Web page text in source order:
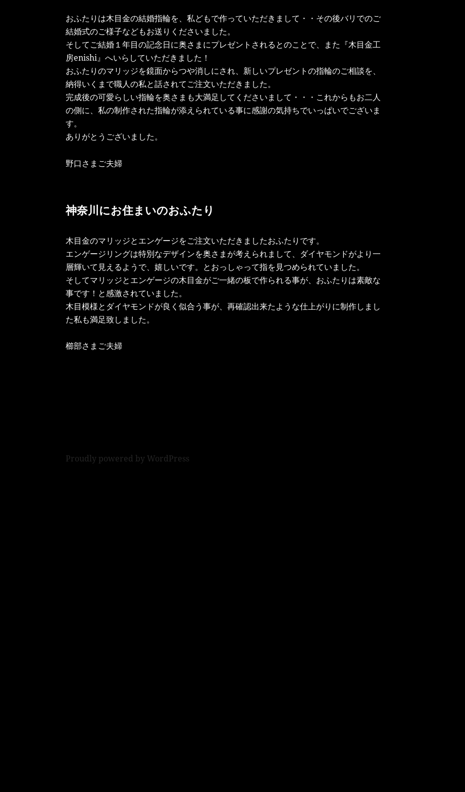
おふたりは木目金の結婚指輪を、私どもで作っていただきまして・・その後バリでのご
結婚式のご様子などもお送りくださいました。
そしてご結婚１年目の記念日に奥さまにプレゼントされるとのことで、また『木目金工
房enishi』へいらしていただきました！
おふたりのマリッジを鏡面からつや消しにされ、新しいプレゼントの指輪のご相談を、
納得いくまで職人の私と話されてご注文いただきました。
完成後の可愛らしい指輪を奥さまも大満足してくださいまして・・・これからもお二人
の側に、私の制作された指輪が添えられている事に感謝の気持ちでいっぱいでございま
す。
ありがとうございました。
野口さまご夫婦
神奈川にお住まいのおふたり
木目金のマリッジとエンゲージをご注文いただきましたおふたりです。
エンゲージリングは特別なデザインを奥さまが考えられまして、ダイヤモンドがより一
層輝いて見えるようで、嬉しいです。とおっしゃって指を見つめられていました。
そしてマリッジとエンゲージの木目金がご一緒の板で作られる事が、おふたりは素敵な
事です！と感激されていました。
木目模様とダイヤモンドが良く似合う事が、再確認出来たような仕上がりに制作しまし
た私も満足致しました。
櫛部さまご夫婦
Proudly powered by WordPress